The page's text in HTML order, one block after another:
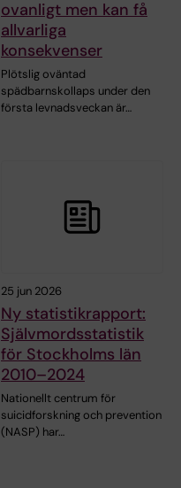
ovanligt men kan få
allvarliga
konsekvenser
Plötslig oväntad
spädbarnskollaps under den
första levnadsveckan är…
25 jun 2026
Ny statistikrapport:
Självmordsstatistik
för Stockholms län
2010–2024
Nationellt centrum för
suicidforskning och prevention
(NASP) har…